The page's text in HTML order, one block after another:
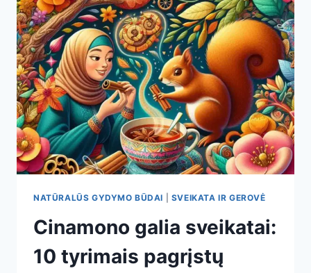
DERINYS,
KURIS
TYLIAI
KENKIA
ŠIRDŽIAI
(IR
KUO
JĮ
PAKEISTI)
NATŪRALŪS GYDYMO BŪDAI SVEIKATA IR GEROVĖ
Cinamono galia sveikatai:
10 tyrimais pagrįstų